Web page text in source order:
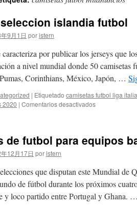
islandia futbol
9月1日 poristern
por publicar los jerseys que
a nivel mundial donde 50 camisetas
Corinthians, México, Japón, …
| Etiquetado camisetas futbol liga
2020 | Comentarios desactivadosen
futbol
de futbol para equipos
12月17日 poristern
que disputan este Mundial de
de fútbol durante los próximos
y loco partido entre Portugal y Ghana. …